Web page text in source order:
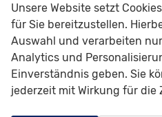
Verbrauch kombiniert:
CO -Klasse: D
CO2-Emissionen:135,00
Datensätze pro Seite:
Unsere Website setzt
für Sie bereitzustellen.
Auswahl und verarbeiten
Analytics und
Einverständnis geben. Sie
jederzeit mit Wirkung für